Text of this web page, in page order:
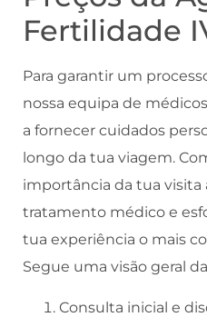
Fertilidade
Para garantir um
nossa equipa de
a fornecer cuidados
longo da tua viagem.
importância da tua visita
tratamento médico e
tua experiência o mais
Segue uma visão geral
Consulta inicial e